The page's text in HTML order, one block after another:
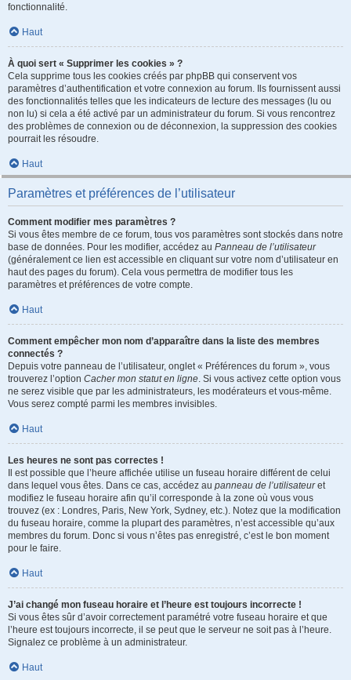
fonctionnalité.
Haut
À quoi sert « Supprimer les cookies » ?
Cela supprime tous les cookies créés par phpBB qui conservent vos
paramètres d’authentification et votre connexion au forum. Ils fournissent aussi
des fonctionnalités telles que les indicateurs de lecture des messages (lu ou
non lu) si cela a été activé par un administrateur du forum. Si vous rencontrez
des problèmes de connexion ou de déconnexion, la suppression des cookies
pourrait les résoudre.
Haut
Paramètres et préférences de l’utilisateur
Comment modifier mes paramètres ?
Si vous êtes membre de ce forum, tous vos paramètres sont stockés dans notre
base de données. Pour les modifier, accédez au Panneau de l’utilisateur
(généralement ce lien est accessible en cliquant sur votre nom d’utilisateur en
haut des pages du forum). Cela vous permettra de modifier tous les
paramètres et préférences de votre compte.
Haut
Comment empêcher mon nom d’apparaître dans la liste des membres
connectés ?
Depuis votre panneau de l’utilisateur, onglet « Préférences du forum », vous
trouverez l’option Cacher mon statut en ligne. Si vous activez cette option vous
ne serez visible que par les administrateurs, les modérateurs et vous-même.
Vous serez compté parmi les membres invisibles.
Haut
Les heures ne sont pas correctes !
Il est possible que l’heure affichée utilise un fuseau horaire différent de celui
dans lequel vous êtes. Dans ce cas, accédez au panneau de l’utilisateuret
modifiez le fuseau horaire afin qu’il corresponde à la zone où vous vous
trouvez (ex : Londres, Paris, New York, Sydney, etc.). Notez que la modification
du fuseau horaire, comme la plupart des paramètres, n’est accessible qu’aux
membres du forum. Donc si vous n’êtes pas enregistré, c’est le bon moment
pour le faire.
Haut
J’ai changé mon fuseau horaire et l’heure est toujours incorrecte !
Si vous êtes sûr d’avoir correctement paramétré votre fuseau horaire et que
l’heure est toujours incorrecte, il se peut que le serveur ne soit pas à l’heure.
Signalez ce problème à un administrateur.
Haut